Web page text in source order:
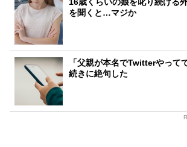
を聞くと…マジか
「父親が本名でTwitterやって
続きに絶句した